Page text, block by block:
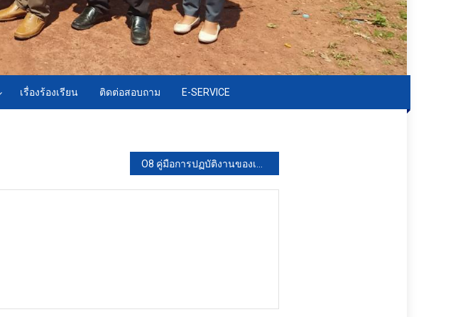
เรื่องร้องเรียน ติดต่อสอบถาม E-SERVICE